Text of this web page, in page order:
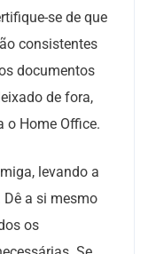
se de que
consistentes
documentos
de fora,
o Home Office.
levando a
a si mesmo
os